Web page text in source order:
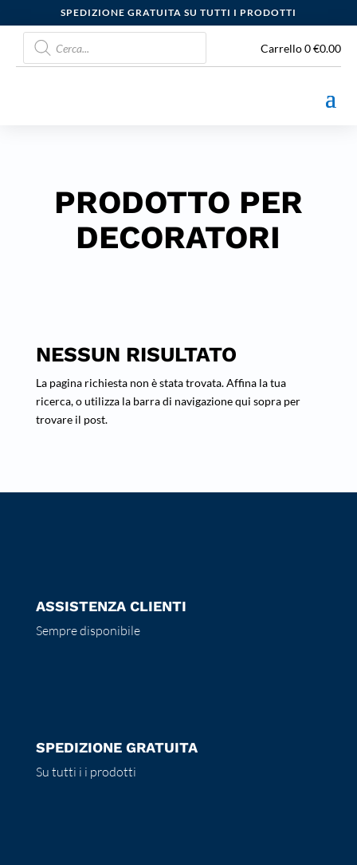
SPEDIZIONE GRATUITA SU TUTTI I PRODOTTI
Products
search
Carrello0€0.00
PRODOTTO PER
DECORATORI
NESSUN RISULTATO
La pagina richiesta non è stata trovata. Affina la tua
ricerca, o utilizza la barra di navigazione qui sopra per
trovare il post.
ASSISTENZA CLIENTI
Sempre disponibile
SPEDIZIONE GRATUITA
Su tutti i i prodotti